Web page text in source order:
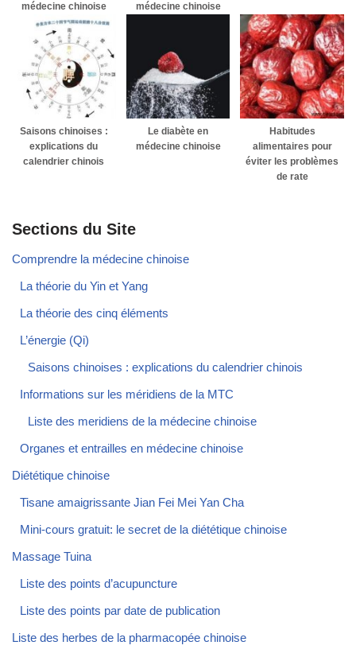
médecine chinoise
médecine chinoise
Saisons chinoises :
explications du
calendrier chinois
Le diabète en
médecine chinoise
Habitudes
alimentaires pour
éviter les problèmes
de rate
Sections du Site
Comprendre la médecine chinoise
La théorie du Yin et Yang
La théorie des cinq éléments
L’énergie (Qi)
Saisons chinoises : explications du calendrier chinois
Informations sur les méridiens de la MTC
Liste des meridiens de la médecine chinoise
Organes et entrailles en médecine chinoise
Diététique chinoise
Tisane amaigrissante Jian Fei Mei Yan Cha
Mini-cours gratuit: le secret de la diététique chinoise
Massage Tuina
Liste des points d’acupuncture
Liste des points par date de publication
Liste des herbes de la pharmacopée chinoise